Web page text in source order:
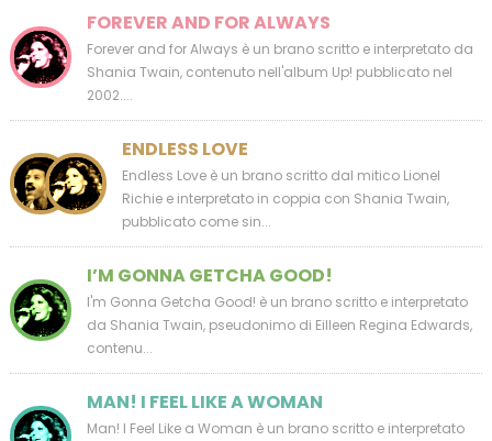
FOREVER AND FOR ALWAYS
Forever and for Always è un brano scritto e interpretato da
Shania Twain, contenuto nell'album Up! pubblicato nel
2002....
ENDLESS LOVE
Endless Love è un brano scritto dal mitico Lionel
Richie e interpretato in coppia con Shania Twain,
pubblicato come sin...
I’M GONNA GETCHA GOOD!
I'm Gonna Getcha Good! è un brano scritto e interpretato
da Shania Twain, pseudonimo di Eilleen Regina Edwards,
contenu...
MAN! I FEEL LIKE A WOMAN
Man! I Feel Like a Woman è un brano scritto e interpretato